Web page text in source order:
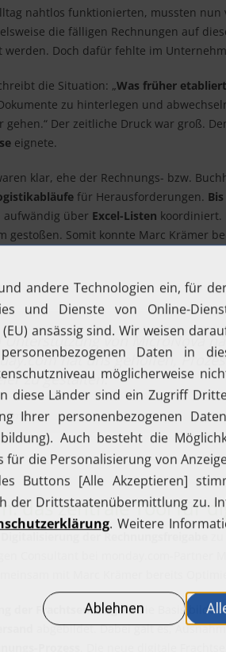
nahtlos funktionierten, mussten
die fälligen Rechnungen auf
Doch dafür fehlte im
die Situation: „Was früher
zu hinterlegen und
gehen.“ Der zeitliche Druck war groß.
eignete.
klar, ehe der Rechnungs- bzw.
für Herausforderungen.
aufwändig über Excel-Listen koordiniert.
gestoßen. Somit konnte Marc Krämer
Unterstützung von MicroNova
hat uns geholfen,
zu gestalten.
GmbH
das zentrale Tool für
Digitalisierung der Rechnungsfreigabe
Consultant bei monday.com-Partner
mit Marc Krämer bereits
der Frachtsendungen. Die Basis
abgebildet. Dabei galt es,